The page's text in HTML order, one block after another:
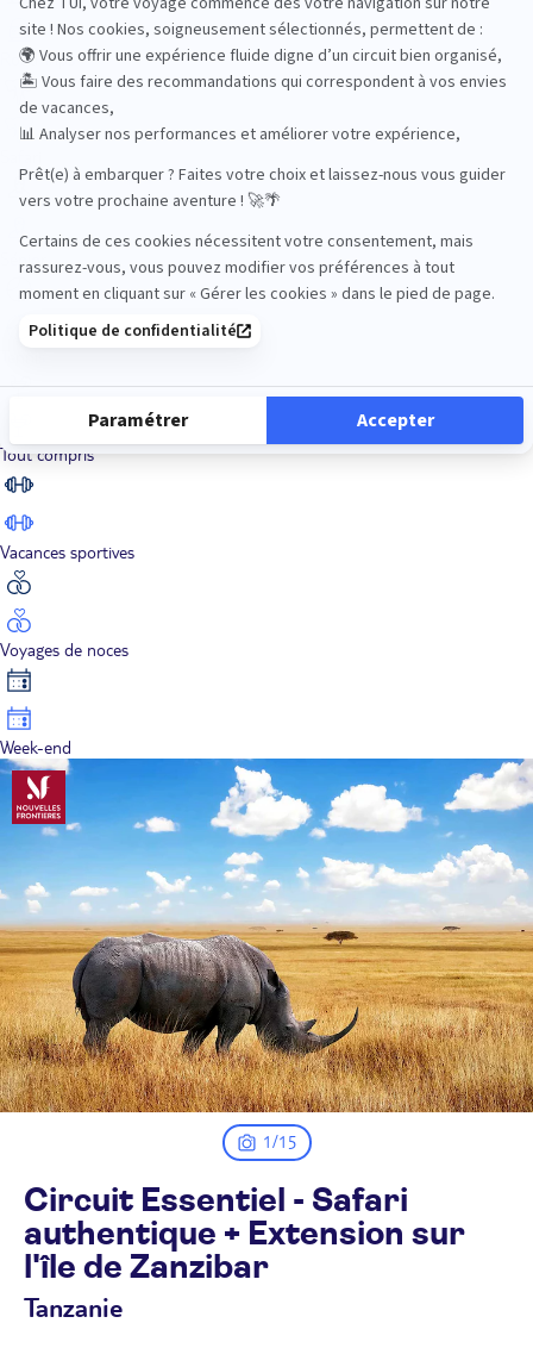
Road Trips
Sénior
Tout compris
Vacances sportives
Voyages de noces
Week-end
1/15
Circuit Essentiel - Safari
authentique + Extension sur
l'île de Zanzibar
Tanzanie